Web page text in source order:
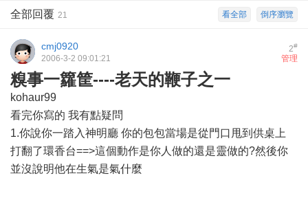
倒序瀏覽
看全部
全部回覆 21
2#
cmj0920
管理
2006-3-2 09:01:21
糗事一籮筐----老天的鞭子之一
kohaur99
看完你寫的 我有點疑問
1.你說你一踏入神明廳 你的包包當場是從門口甩到供桌上
打翻了環香台==>這個動作是你人做的還是靈做的?然後你
並沒說明他在生氣是氣什麼